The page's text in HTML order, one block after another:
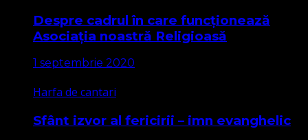
Despre cadrul în care funcționează
Asociația noastră Religioasă
1 septembrie 2020
Harfa de cantari
Sfânt izvor al fericirii – imn evanghelic